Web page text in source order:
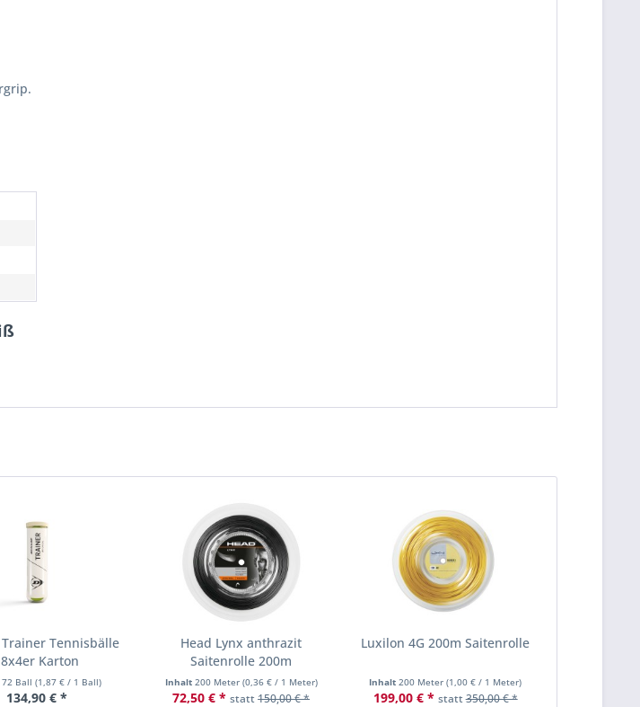
Tennisbälle
Karton
72 Ball (1,87 €/ 1 Ball)
134,90 € *
Head Lynx anthrazit
Saitenrolle 200m
Inhalt 200 Meter (0,36 €/ 1 Meter)
72,50 € * statt150,00 € *
Luxilon 4G 200m Saitenrolle
Inhalt200 Meter(1,00 € / 1 Meter)
199,00 € * statt350,00 € *